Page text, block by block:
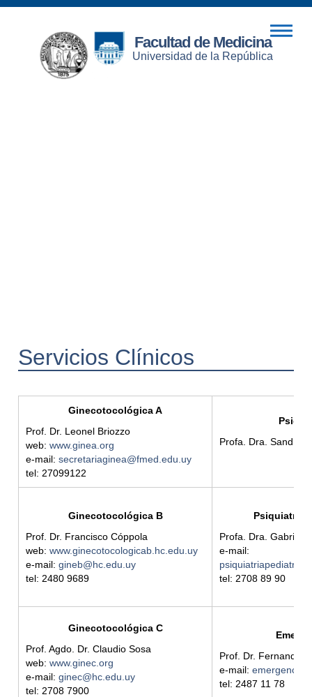
Facultad de Medicina
Universidad de la República
Servicios Clínicos
Ginecotocológica A
Prof. Dr. Leonel Briozzo
web:www.ginea.org
e-mail:secretariaginea@fmed.edu.uy
tel: 27099122
Profa. Dra. Sandra
Ginecotocológica B
Prof. Dr. Francisco Cóppola
web:www.ginecotocologicab.hc.edu.uy
e-mail:gineb@hc.edu.uy
tel: 2480 9689
Psiquiatría
Profa. Dra. Gabriela
e-mail:
tel: 2708 89 90
Ginecotocológica C
Prof. Agdo. Dr. Claudio Sosa
web:www.ginec.org
e-mail:ginec@hc.edu.uy
tel: 2708 7900
Prof. Dr. Fernando
e-mail:
tel: 2487 11 78